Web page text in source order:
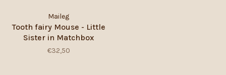
Maileg
Tooth fairy Mouse - Little
Sister in Matchbox
€32,50